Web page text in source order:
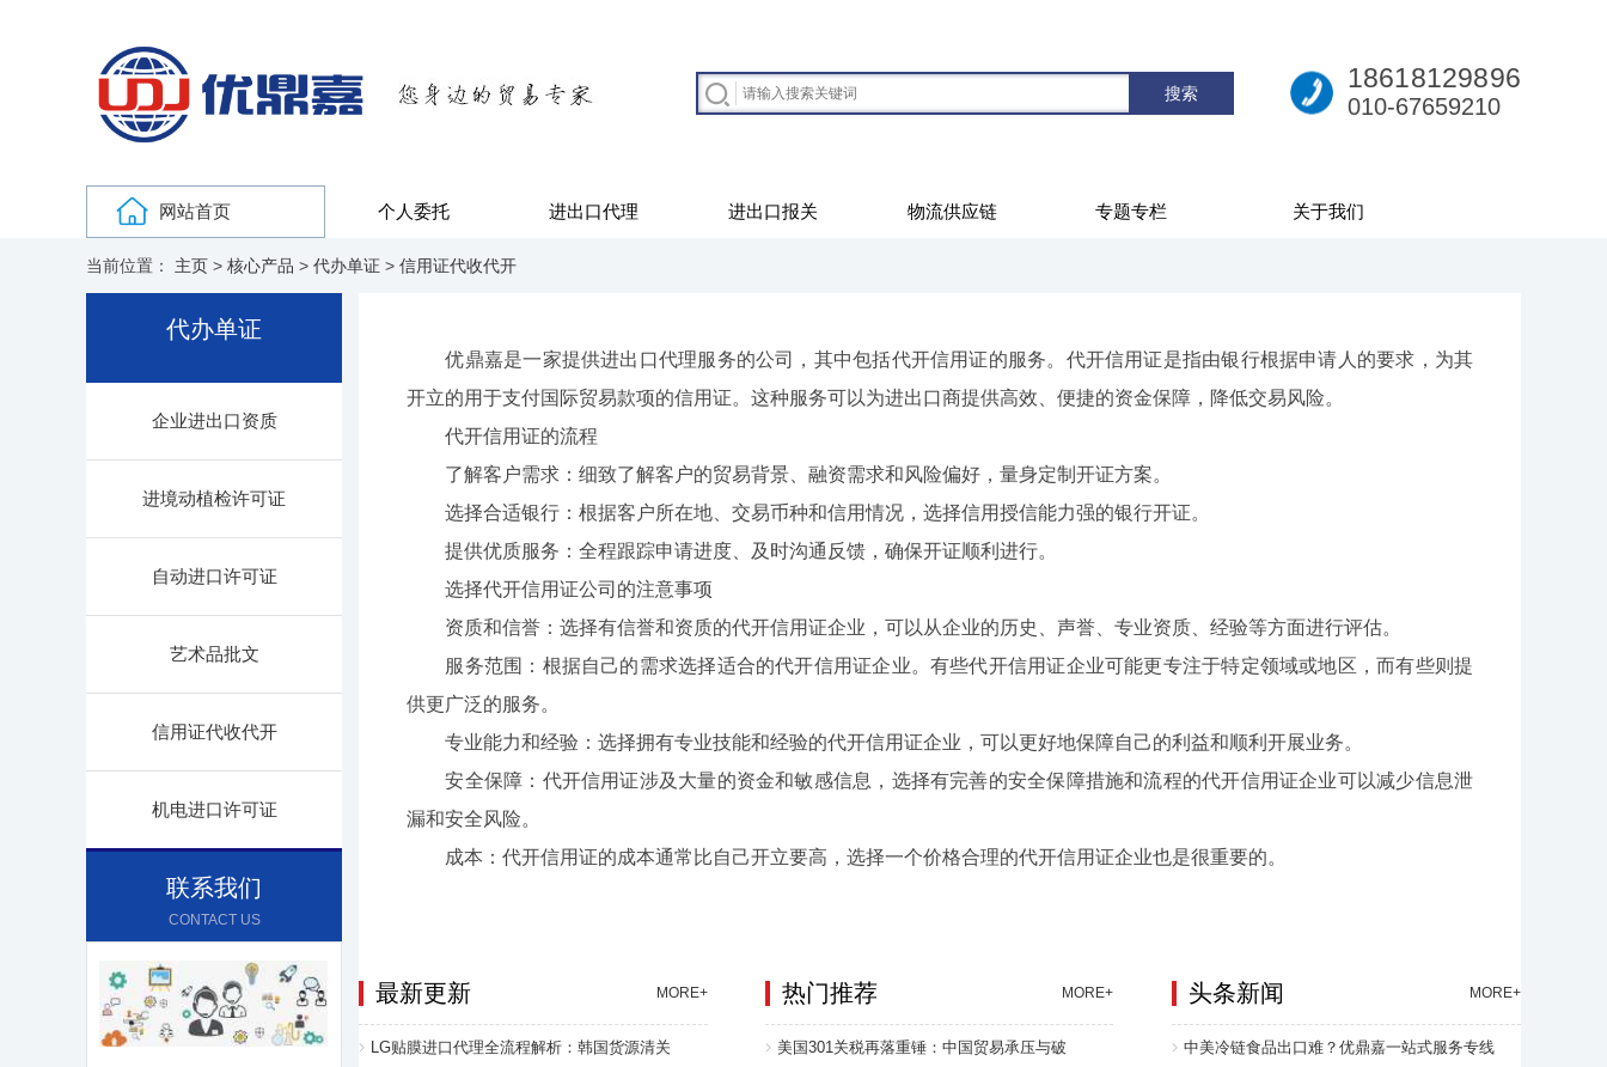
18618129896
010-67659210
网站首页 个人委托 进出口代理 进出口报关 物流供应链 专题专栏 关于我们
当前位置： 主页 > 核心产品 > 代办单证 > 信用证代收代开
代办单证
企业进出口资质
进境动植检许可证
自动进口许可证
艺术品批文
信用证代收代开
机电进口许可证
联系我们
CONTACT US
优鼎嘉是一家提供进出口代理服务的公司，其中包括代开信用证的服务。代开信用证是指由银行根据申请人的要求，为其
开立的用于支付国际贸易款项的信用证。这种服务可以为进出口商提供高效、便捷的资金保障，降低交易风险。
代开信用证的流程
了解客户需求：细致了解客户的贸易背景、融资需求和风险偏好，量身定制开证方案。
选择合适银行：根据客户所在地、交易币种和信用情况，选择信用授信能力强的银行开证。
提供优质服务：全程跟踪申请进度、及时沟通反馈，确保开证顺利进行。
选择代开信用证公司的注意事项
资质和信誉：选择有信誉和资质的代开信用证企业，可以从企业的历史、声誉、专业资质、经验等方面进行评估。
服务范围：根据自己的需求选择适合的代开信用证企业。有些代开信用证企业可能更专注于特定领域或地区，而有些则提
供更广泛的服务。
专业能力和经验：选择拥有专业技能和经验的代开信用证企业，可以更好地保障自己的利益和顺利开展业务。
安全保障：代开信用证涉及大量的资金和敏感信息，选择有完善的安全保障措施和流程的代开信用证企业可以减少信息泄
漏和安全风险。
成本：代开信用证的成本通常比自己开立要高，选择一个价格合理的代开信用证企业也是很重要的。
最新更新 MORE+
LG贴膜进口代理全流程解析：韩国货源清关
头条新闻 MORE+
中美冷链食品出口难？优鼎嘉一站式服务专线
热门推荐 MORE+
美国301关税再落重锤：中国贸易承压与破